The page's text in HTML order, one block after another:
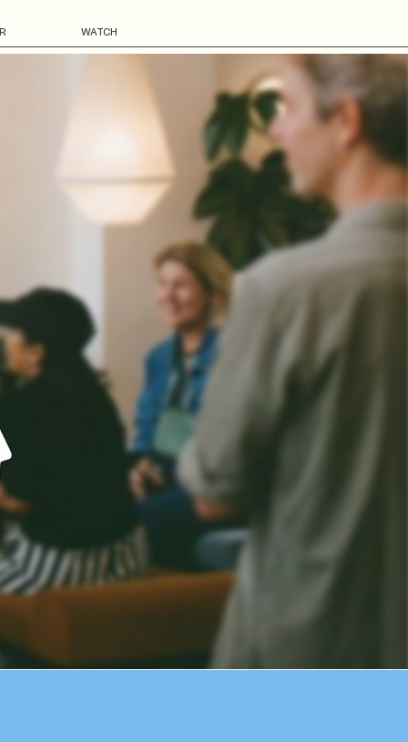
WATCH